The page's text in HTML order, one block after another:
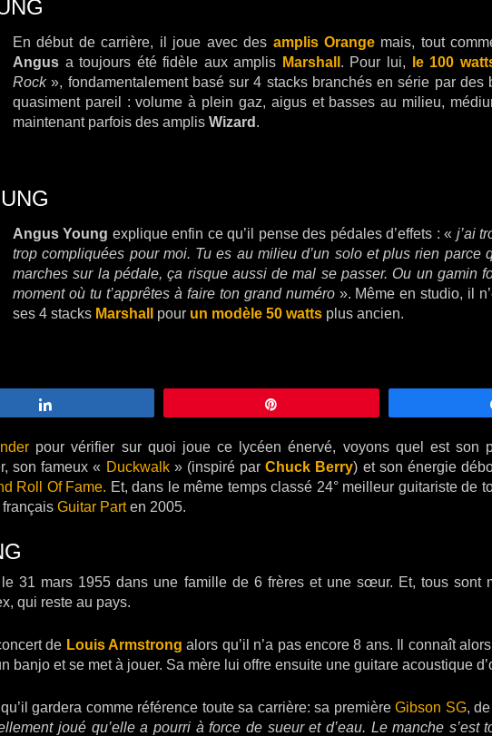
En début de carrière, il joue avec des amplis Orange mais, tout
Angus a toujours été fidèle aux amplis Marshall . Pour lui, le 100
Rock», fondamentalement basé sur 4 stacks branchés en série par des
quasiment pareil : volume à plein gaz, aigus et basses au milieu,
maintenant parfois des amplis Wizard .
Angus Young explique enfin ce qu’il pense des pédales d’effets : « j’ai
trop compliquées pour moi. Tu es au milieu d’un solo et plus rien parce
marches sur la pédale, ça risque aussi de mal se passer. Ou un gamin
moment où tu t’apprêtes à faire ton grand numéro ». Même en studio, il
ses 4 stacks Marshall pour un modèle 50 watts plus ancien.
pour vérifier sur quoi joue ce lycéen énervé, voyons quel est son
son fameux « Duckwalk» (inspiré parChuck Berry) et son énergie
Roll Of Fame. Et, dans le même temps classé 24° meilleur guitariste de
français Guitar Parten 2005.
31 mars 1955 dans une famille de 6 frères et une sœur. Et, tous sont
qui reste au pays.
de Louis Armstrong alors qu’il n’a pas encore 8 ans. Il connaît
banjo et se met à jouer. Sa mère lui offre ensuite une guitare acoustique
gardera comme référence toute sa carrière: sa première Gibson SG,
joué qu’elle a pourri à force de sueur et d’eau. Le manche s’est